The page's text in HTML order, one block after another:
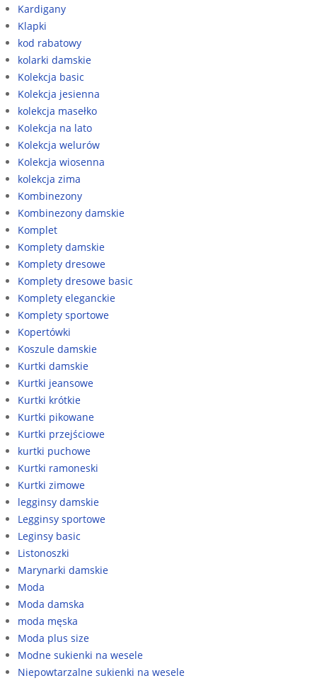
Kardigany
Klapki
kod rabatowy
kolarki damskie
Kolekcja basic
Kolekcja jesienna
kolekcja masełko
Kolekcja na lato
Kolekcja welurów
Kolekcja wiosenna
kolekcja zima
Kombinezony
Kombinezony damskie
Komplet
Komplety damskie
Komplety dresowe
Komplety dresowe basic
Komplety eleganckie
Komplety sportowe
Kopertówki
Koszule damskie
Kurtki damskie
Kurtki jeansowe
Kurtki krótkie
Kurtki pikowane
Kurtki przejściowe
kurtki puchowe
Kurtki ramoneski
Kurtki zimowe
legginsy damskie
Legginsy sportowe
Leginsy basic
Listonoszki
Marynarki damskie
Moda
Moda damska
moda męska
Moda plus size
Modne sukienki na wesele
Niepowtarzalne sukienki na wesele